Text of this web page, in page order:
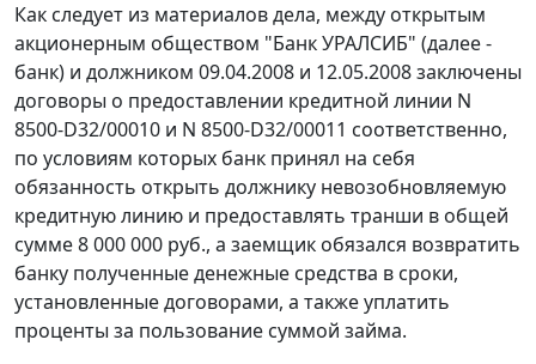
Как следует из материалов дела, между открытым
акционерным обществом "Банк УРАЛСИБ" (далее -
банк) и должником 09.04.2008 и 12.05.2008 заключены
договоры о предоставлении кредитной линии N
8500-D32/00010 и N 8500-D32/00011 соответственно,
по условиям которых банк принял на себя
обязанность открыть должнику невозобновляемую
кредитную линию и предоставлять транши в общей
сумме 8 000 000 руб., а заемщик обязался возвратить
банку полученные денежные средства в сроки,
установленные договорами, а также уплатить
проценты за пользование суммой займа.